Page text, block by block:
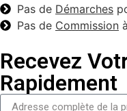
Pas de Démarches
Pas de Commission
Recevez
Rapidement